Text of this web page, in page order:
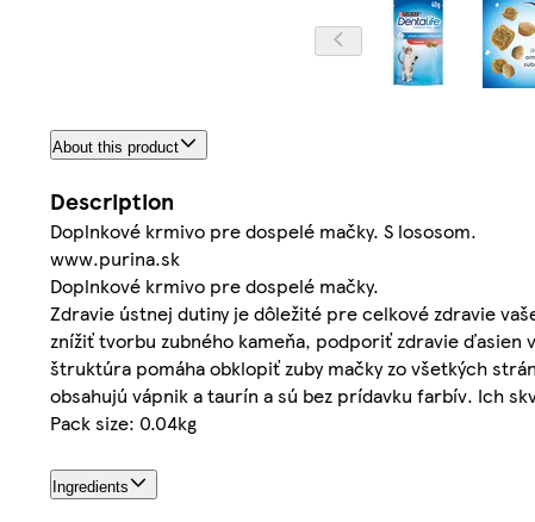
About this product
Description
Doplnkové krmivo pre dospelé mačky. S lososom.
www.purina.sk
Doplnkové krmivo pre dospelé mačky.
Zdravie ústnej dutiny je dôležité pre celkové zdravie
znížiť tvorbu zubného kameňa, podporiť zdravie ďasien
štruktúra pomáha obklopiť zuby mačky zo všetkých
obsahujú vápnik a taurín a sú bez prídavku farbív. Ich
Pack size: 0.04kg
Ingredients